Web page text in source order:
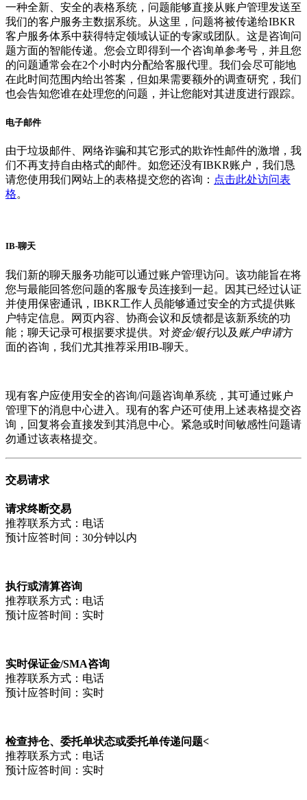
一种全新、安全的表格系统，问题能够直接从账户管理发送至
我们的客户服务主数据系统。从这里，问题将被传递给IBKR
客户服务体系中获得特定领域认证的专家或团队。这是咨询问
题方面的智能传递。您会立即得到一个咨询单参考号，并且您
的问题通常会在2个小时内分配给客服代理。我们会尽可能地
在此时间范围内给出答案，但如果需要额外的调查研究，我们
也会告知您谁在处理您的问题，并让您能对其进度进行跟踪。
电子邮件
由于垃圾邮件、网络诈骗和其它形式的欺诈性邮件的激增，我
们不再支持自由格式的邮件。如您还没有IBKR账户，我们恳
请您使用我们网站上的表格提交您的咨询： 点击此处访问表
格。
IB-聊天
我们新的聊天服务功能可以通过账户管理访问。该功能旨在将
您与最能回答您问题的客服专员连接到一起。因其已经过认证
并使用保密通讯，IBKR工作人员能够通过安全的方式提供账
户特定信息。网页内容、协商会议和反馈都是该新系统的功
能；聊天记录可根据要求提供。对资金/银行以及 账户申请方
面的咨询，我们尤其推荐采用IB-聊天。
现有客户应使用安全的咨询/问题咨询单系统，其可通过账户
管理下的消息中心进入。现有的客户还可使用上述表格提交咨
询，回复将会直接发到其消息中心。紧急或时间敏感性问题请
勿通过该表格提交。
交易请求
请求终断交易
推荐联系方式：电话
预计应答时间：30分钟以内
执行或清算咨询
推荐联系方式：电话
预计应答时间：实时
实时保证金/SMA咨询
推荐联系方式：电话
预计应答时间：实时
检查持仓、委托单状态或委托单传递问题<
推荐联系方式：电话
预计应答时间：实时